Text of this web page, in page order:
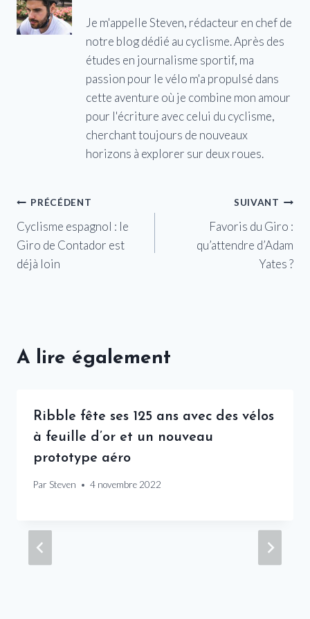
Je m'appelle Steven, rédacteur en chef de
notre blog dédié au cyclisme. Après des
études en journalisme sportif, ma
passion pour le vélo m'a propulsé dans
cette aventure où je combine mon amour
pour l'écriture avec celui du cyclisme,
cherchant toujours de nouveaux
horizons à explorer sur deux roues.
Navigation
de
l’article
PRÉCÉDENT
Cyclisme espagnol : le
Giro de Contador est
déjà loin
SUIVANT
Favoris du Giro :
qu’attendre d’Adam
Yates ?
A lire également
Ribble fête ses 125 ans avec des vélos
à feuille d’or et un nouveau
prototype aéro
Par Steven 4 novembre 2022